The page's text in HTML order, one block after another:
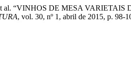
al. “VINHOS DE MESA
, vol. 30, nº 1, abril de 2015, p. 98-